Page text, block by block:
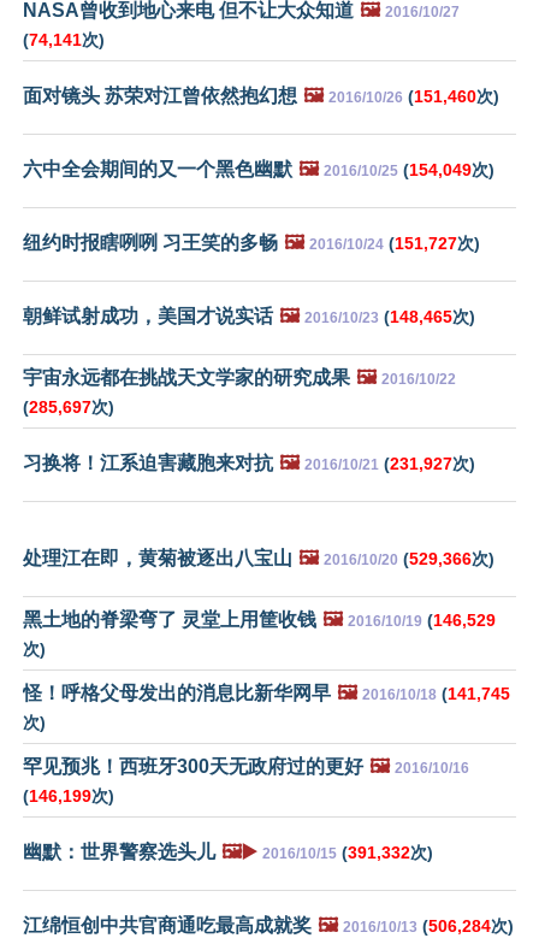
NASA曾收到地心来电 但不让大众知道 🖼️ 2016/10/27
(74,141次)
面对镜头 苏荣对江曾依然抱幻想 🖼️ 2016/10/26 (151,460次)
六中全会期间的又一个黑色幽默 🖼️ 2016/10/25 (154,049次)
纽约时报瞎咧咧 习王笑的多畅 🖼️ 2016/10/24 (151,727次)
朝鲜试射成功，美国才说实话 🖼️ 2016/10/23 (148,465次)
宇宙永远都在挑战天文学家的研究成果 🖼️ 2016/10/22
(285,697次)
习换将！江系迫害藏胞来对抗 🖼️ 2016/10/21 (231,927次)
处理江在即，黄菊被逐出八宝山 🖼️ 2016/10/20 (529,366次)
黑土地的脊梁弯了 灵堂上用筐收钱 🖼️ 2016/10/19 (146,529
次)
怪！呼格父母发出的消息比新华网早 🖼️ 2016/10/18 (141,745
次)
罕见预兆！西班牙300天无政府过的更好 🖼️ 2016/10/16
(146,199次)
幽默：世界警察选头儿 🖼️▶️ 2016/10/15 (391,332次)
江绵恒创中共官商通吃最高成就奖 🖼️ 2016/10/13 (506,284次)